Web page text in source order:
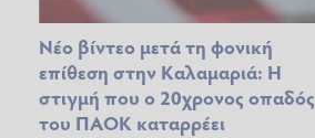
Νέο βίντεο μετά τη φονική
επίθεση στην Καλαμαριά: Η
στιγμή που ο 20χρονος οπαδός
του ΠΑΟΚ καταρρέει